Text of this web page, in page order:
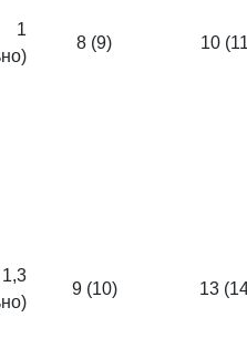
8 (9) 10
9 (10) 13